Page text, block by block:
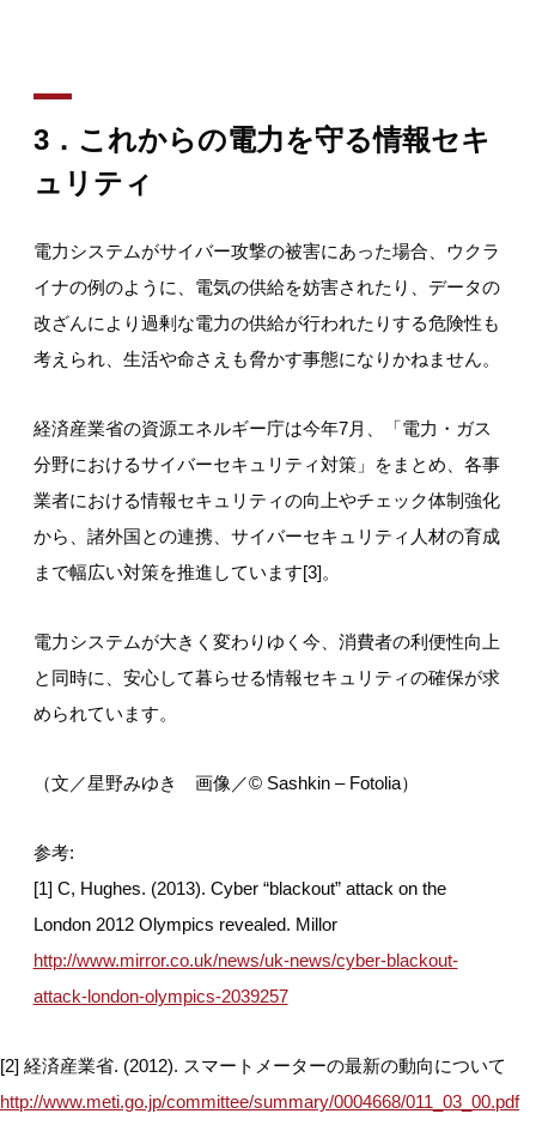
3．これからの電力を守る情報セキ
ュリティ
電力システムがサイバー攻撃の被害にあった場合、ウクラ
イナの例のように、電気の供給を妨害されたり、データの
改ざんにより過剰な電力の供給が行われたりする危険性も
考えられ、生活や命さえも脅かす事態になりかねません。
経済産業省の資源エネルギー庁は今年7月、「電力・ガス
分野におけるサイバーセキュリティ対策」をまとめ、各事
業者における情報セキュリティの向上やチェック体制強化
から、諸外国との連携、サイバーセキュリティ人材の育成
まで幅広い対策を推進しています[3]。
電力システムが大きく変わりゆく今、消費者の利便性向上
と同時に、安心して暮らせる情報セキュリティの確保が求
められています。
（文／星野みゆき 画像／© Sashkin – Fotolia）
参考:
[1] C, Hughes. (2013). Cyber “blackout” attack on the
London 2012 Olympics revealed. Millor
http://www.mirror.co.uk/news/uk-news/cyber-blackout-
attack-london-olympics-2039257
[2] 経済産業省. (2012). スマートメーターの最新の動向について
http://www.meti.go.jp/committee/summary/0004668/011_03_00.pdf